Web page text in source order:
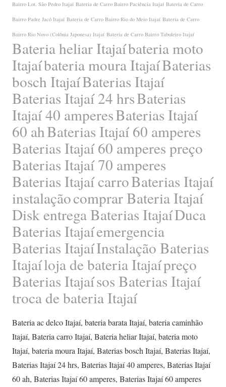
Bairro Lot. São Pedro Itajaí Bateria de Carro Bairro Paciência Itajaí Bateria de Carro
Bairro Padre Jacó Itajaí Bateria de Carro Bairro Rio do Meio Itajaí Bateria de Carro
Bairro Rio Novo (Colônia Japonesa) Itajaí Bateria de Carro Bairro Tabuleiro Itajaí
Bateria heliar Itajaíbateria moto
Itajaíbateria moura ItajaíBaterias
bosch ItajaíBaterias Itajaí
Baterias Itajaí 24 hrsBaterias
Itajaí 40 amperesBaterias Itajaí
60 ahBaterias Itajaí 60 amperes
Baterias Itajaí 60 amperes preço
Baterias Itajaí 70 amperes
Baterias Itajaí carroBaterias Itajaí
instalaçãocomprar Bateria Itajaí
Disk entrega Baterias ItajaíDuca
Baterias Itajaíemergencia
Baterias ItajaíInstalação Baterias
Itajaíloja de bateria Itajaípreço
Baterias Itajaísos Baterias Itajaí
troca de bateria Itajaí
Bateria ac delco Itajaí, bateria barata Itajaí, bateria caminhão
Itajaí, Bateria carro Itajaí, Bateria heliar Itajaí, bateria moto
Itajaí, bateria moura Itajaí, Baterias bosch Itajaí, Baterias Itajaí,
Baterias Itajaí 24 hrs, Baterias Itajaí 40 amperes, Baterias Itajaí
60 ah, Baterias Itajaí 60 amperes, Baterias Itajaí 60 amperes